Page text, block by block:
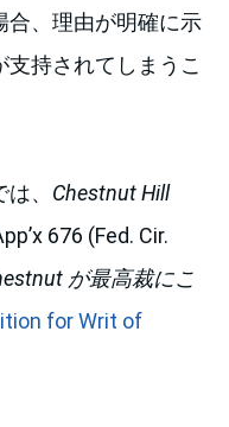
合、理由が明確に示
持されてしまうこ
、 Chestnut Hill
676 (Fed. Cir.
が最高裁にこ
for Writ of